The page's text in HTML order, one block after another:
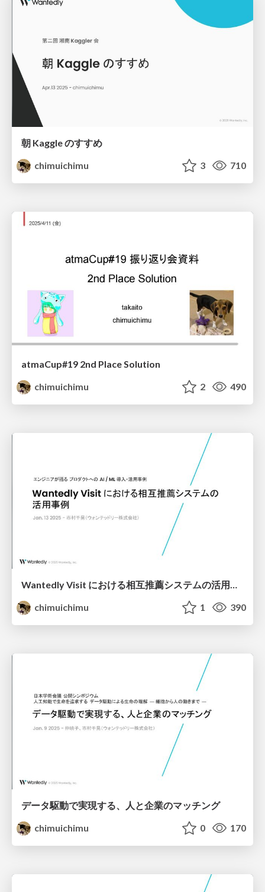
朝 Kaggle のすすめ
chimuichimu
3 710
atmaCup#19 2nd Place Solution
chimuichimu
2 490
Wantedly Visit における相互推薦システムの活用事例
chimuichimu
1 390
データ駆動で実現する、人と企業のマッチング
chimuichimu
0 170